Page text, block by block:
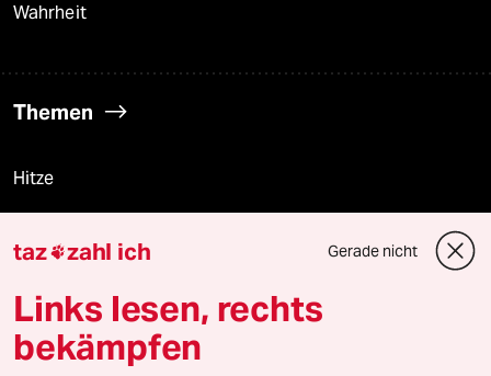
Wahrheit
Themen
Hitze
Surfen
taz zahl ich Gerade nicht
Links lesen, rechts
bekämpfen